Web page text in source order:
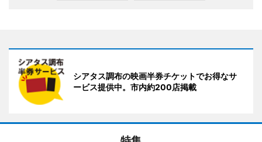
シアタス調布の映画半券チケットでお得なサ
ービス提供中。市内約200店掲載